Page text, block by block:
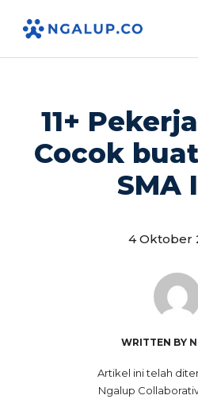
isi
11+
Cocok
SMA
4 Oktober
WRITTEN BY
Artikel ini telah
Ngalup